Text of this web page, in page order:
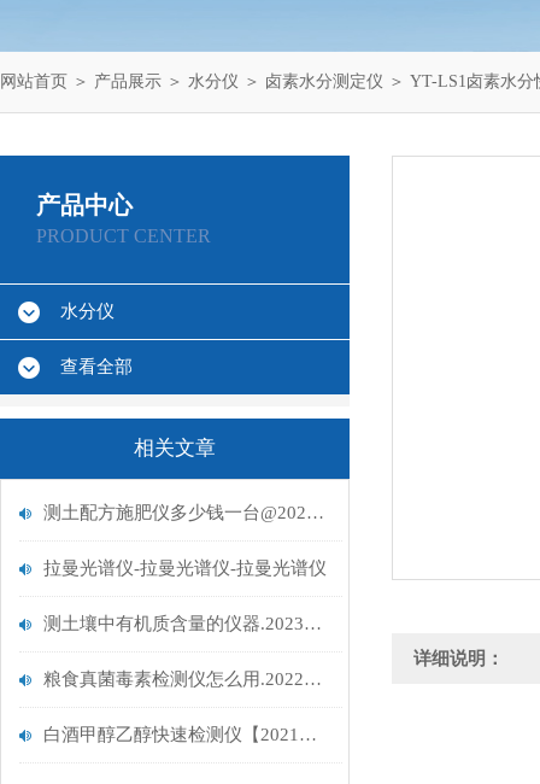
网站首页 ＞ 产品展示 ＞ 水分仪 ＞ 卤素水分测定仪 ＞ YT-LS1卤素水分
产品中心
PRODUCT CENTER
水分仪
查看全部
相关文章
测土配方施肥仪多少钱一台@2021测土配方仪价格【详细版】在线推荐
拉曼光谱仪-拉曼光谱仪-拉曼光谱仪
测土壤中有机质含量的仪器.2023推荐云唐新品
粮食真菌毒素检测仪怎么用.2022云唐推荐.新型粮食真菌毒素检测仪
白酒甲醇乙醇快速检测仪【2021精选厂商】@-白酒甲醇乙醇快速检测仪
详细说明：